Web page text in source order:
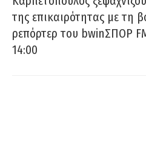
της επικαιρότητας με τη
ρεπόρτερ του bwinΣΠΟΡ
14:00